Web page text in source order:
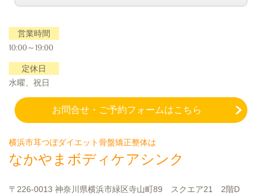
営業時間
10:00～19:00
定休日
水曜、祝日
お問合せ・ご予約フォームはこちら
横浜市耳つぼダイエット骨盤矯正整体は
なかやまボディケアシンク
〒226-0013 神奈川県横浜市緑区寺山町89 スクエア21 2階D